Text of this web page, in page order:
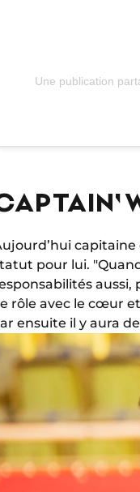
Une publication
capitaine
pour lui.
aussi,
rôle avec le cœur
ensuite il y aura